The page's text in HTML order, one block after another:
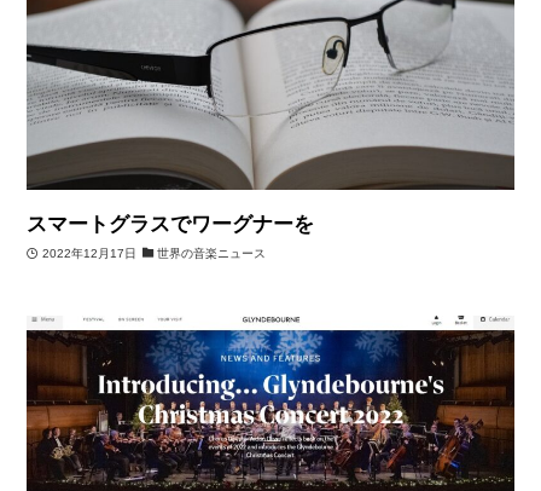
スマートグラスでワーグナーを
2022年12月17日 世界の音楽ニュース